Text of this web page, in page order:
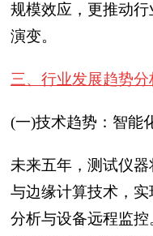
规模效应，更推动
演变。
三、行业发展趋势分
(一)技术趋势：智能
未来五年，测试仪
与边缘计算技术，
分析与设备远程监